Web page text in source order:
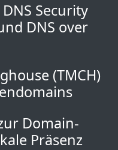
Security
DNS over
(TMCH)
Domain-
Präsenz